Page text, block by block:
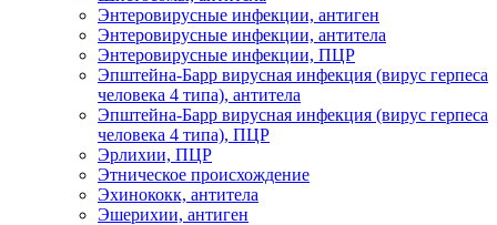
Энтеровирусные инфекции, антиген
Энтеровирусные инфекции, антитела
Энтеровирусные инфекции, ПЦР
Эпштейна-Барр вирусная инфекция (вирус герпеса
человека 4 типа), антитела
Эпштейна-Барр вирусная инфекция (вирус герпеса
человека 4 типа), ПЦР
Эрлихии, ПЦР
Этническое происхождение
Эхинококк, антитела
Эшерихии, антиген